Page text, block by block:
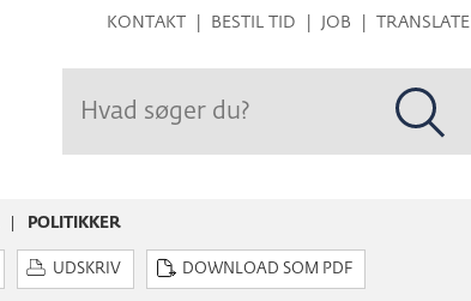
Hop
KONTAKT BESTIL TID JOB TRANSLATE
POLITIKKER
UDSKRIV DOWNLOAD SOM PDF